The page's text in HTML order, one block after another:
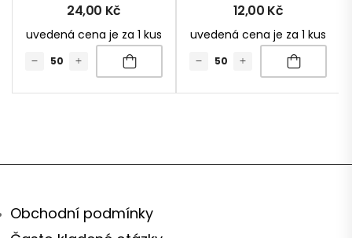
24,00 Kč
uvedená cena je za 1 kus
12,00 Kč
uvedená cena je za 1 kus
Obchodní podmínky